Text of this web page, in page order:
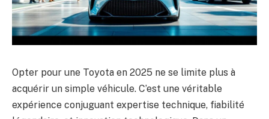
Opter pour une Toyota en 2025 ne se limite plus à
acquérir un simple véhicule. C’est une véritable
expérience conjuguant expertise technique, fiabilité